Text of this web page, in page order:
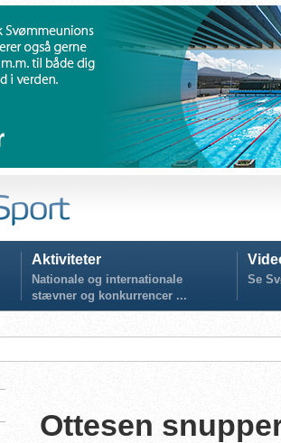
Aktiviteter
Nationale og internationale
stævner og konkurrencer ...
Se
Ottesen